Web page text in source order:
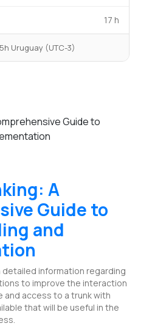
17 h
Uruguay (UTC-3)
A
Guide to
and
detailed information regarding
to improve the interaction
access to a trunk with
that will be useful in the